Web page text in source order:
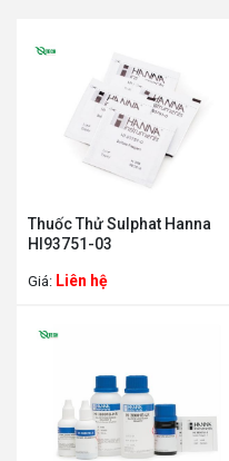
Thuốc Thử Sulphat Hanna
HI93751-03
Giá: Liên hệ